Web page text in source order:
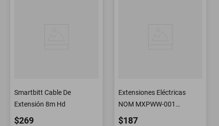
Smartbitt Cable De
Extensión 8m Hd
$269
Extensiones Eléctricas
NOM MXPWW-001
PowerWay03 Cable
$187